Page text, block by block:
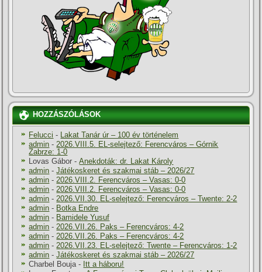
HOZZÁSZÓLÁSOK
Felucci - Lakat Tanár úr – 100 év történelem
admin -2026.VIII.5. EL-selejtező: Ferencváros – Górnik
Zabrze: 1-0
Lovas Gábor -Anekdoták: dr. Lakat Károly
admin -Játékoskeret és szakmai stáb – 2026/27
admin -2026.VIII.2. Ferencváros – Vasas: 0-0
admin -2026.VIII.2. Ferencváros – Vasas: 0-0
admin -2026.VII.30. EL-selejtező: Ferencváros – Twente: 2-2
admin - Botka Endre
admin - Bamidele Yusuf
admin -2026.VII.26. Paks – Ferencváros: 4-2
admin -2026.VII.26. Paks – Ferencváros: 4-2
admin -2026.VII.23. EL-selejtező: Twente – Ferencváros: 1-2
admin -Játékoskeret és szakmai stáb – 2026/27
Charbel Bouja- Itt a háboru!